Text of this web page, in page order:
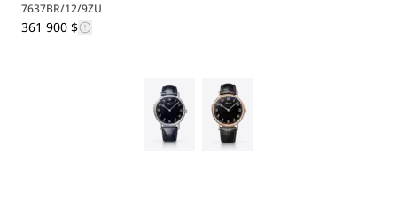
7637BR/12/9ZU
361 900 $